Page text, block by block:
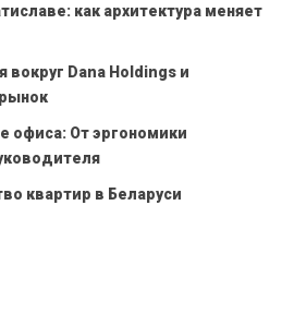
как архитектура меняет
Dana Holdings и
офиса: От эргономики
квартир в Беларуси